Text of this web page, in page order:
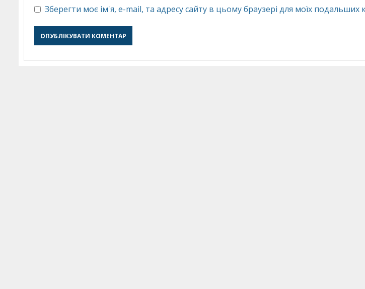
Зберегти моє ім'я, e-mail, та адресу сайту в цьому браузері для моїх подальших